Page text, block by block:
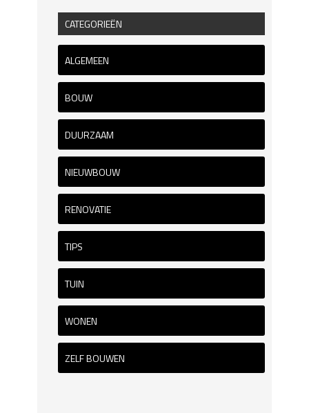
CATEGORIEËN
ALGEMEEN
BOUW
DUURZAAM
NIEUWBOUW
RENOVATIE
TIPS
TUIN
WONEN
ZELF BOUWEN